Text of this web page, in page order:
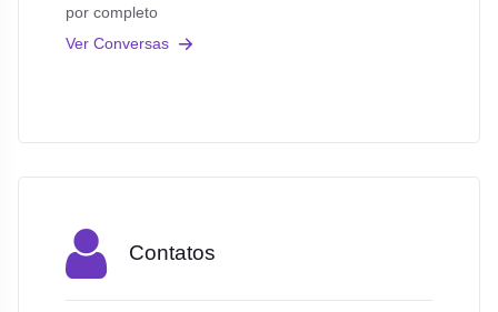
por completo
Ver Conversas
Contatos